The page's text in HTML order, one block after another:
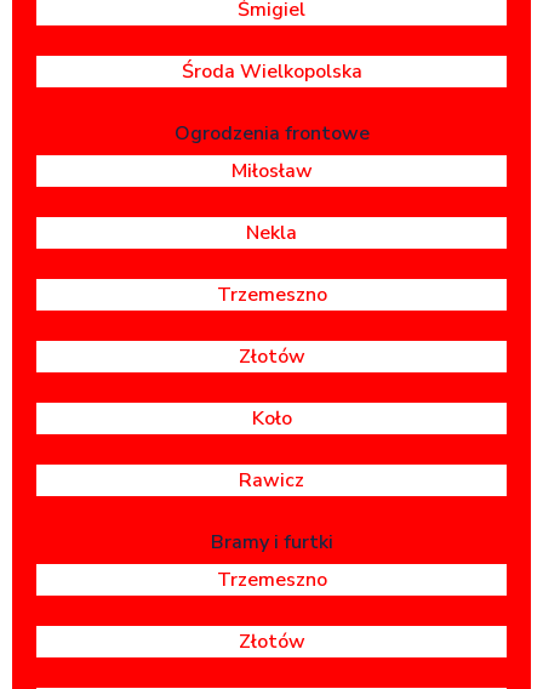
Śmigiel
Środa Wielkopolska
Ogrodzenia frontowe
Miłosław
Nekla
Trzemeszno
Złotów
Koło
Rawicz
Bramy i furtki
Trzemeszno
Złotów